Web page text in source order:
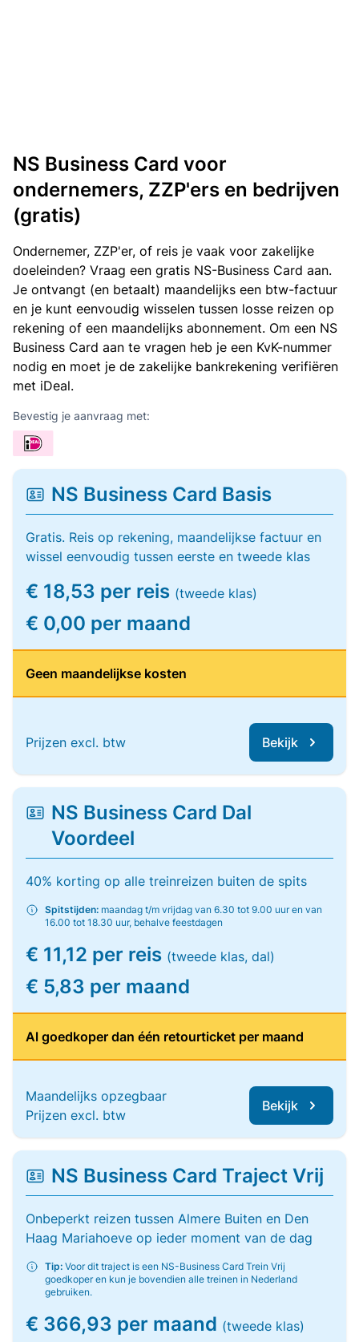
NS Business Card voor
ondernemers, ZZP'ers en bedrijven
(gratis)
Ondernemer, ZZP'er, of reis je vaak voor zakelijke
doeleinden? Vraag een gratis NS-Business Card aan.
Je ontvangt (en betaalt) maandelijks een btw-factuur
en je kunt eenvoudig wisselen tussen losse reizen op
rekening of een maandelijks abonnement. Om een NS
Business Card aan te vragen heb je een KvK-nummer
nodig en moet je de zakelijke bankrekening verifiëren
met iDeal.
Bevestig je aanvraag met:
NS Business Card Basis
Gratis. Reis op rekening, maandelijkse factuur en
wissel eenvoudig tussen eerste en tweede klas
€ 18,53 per reis (tweede klas)
€ 0,00 per maand
Geen maandelijkse kosten
Prijzen excl. btw Bekijk
NS Business Card Dal
Voordeel
40% korting op alle treinreizen buiten de spits
Spitstijden: maandag t/m vrijdag van 6.30 tot 9.00 uur en van
16.00 tot 18.30 uur, behalve feestdagen
€ 11,12 per reis (tweede klas, dal)
€ 5,83 per maand
Al goedkoper dan één retourticket per maand
Maandelijks opzegbaar
Prijzen excl. btw
Bekijk
NS Business Card Traject Vrij
Onbeperkt reizen tussen Almere Buiten en Den
Haag Mariahoeve op ieder moment van de dag
Tip: Voor dit traject is een NS-Business Card Trein Vrij
goedkoper en kun je bovendien alle treinen in Nederland
gebruiken.
€ 366,93 per maand (tweede klas)